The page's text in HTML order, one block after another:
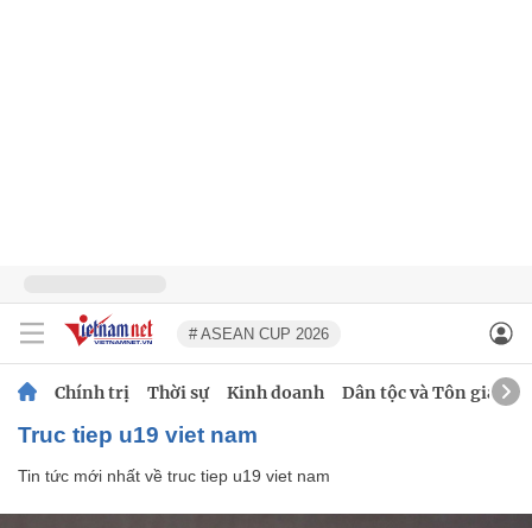
# ASEAN CUP 2026
Chính trị Thời sự Kinh doanh Dân tộc và Tôn giáo
truc tiep u19 viet nam
Tin tức mới nhất về truc tiep u19 viet nam